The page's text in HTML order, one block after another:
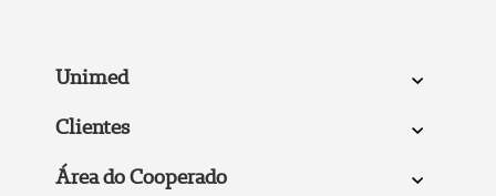
Unimed
Clientes
Área do Cooperado